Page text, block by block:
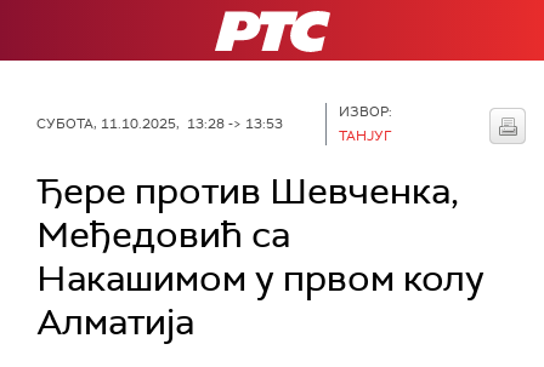
РТС
СУБОТА, 11.10.2025, 13:28 -> 13:53
ИЗВОР:
ТАНЈУГ
Ђере против Шевченка,
Међедовић са
Накашимом у првом колу
Алматија